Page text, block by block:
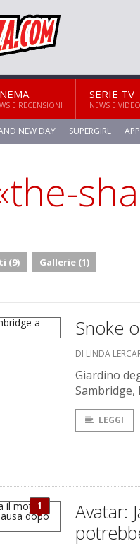
E RECENSIONI
SERIE TV
NEWS E VIDEO
NEW DAY SUPERGIRL
(9) Gallerie (1)
Snoke
DI LINDA
Giardino
Sambridge,
LEGGI
1
Avatar: